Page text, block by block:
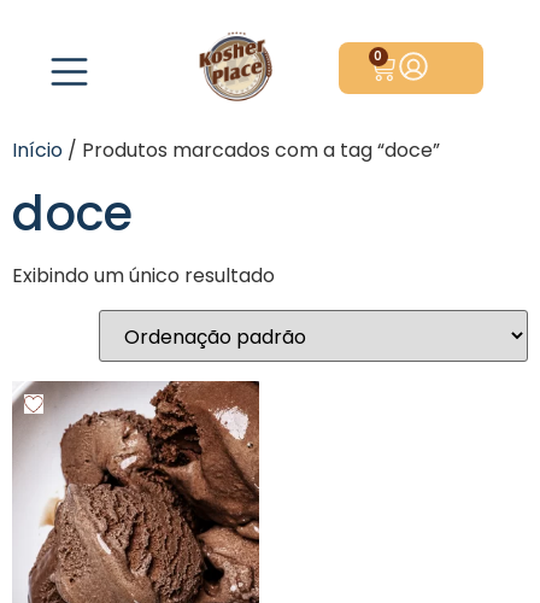
0
Início / Produtos marcados com a tag “doce”
doce
Exibindo um único resultado